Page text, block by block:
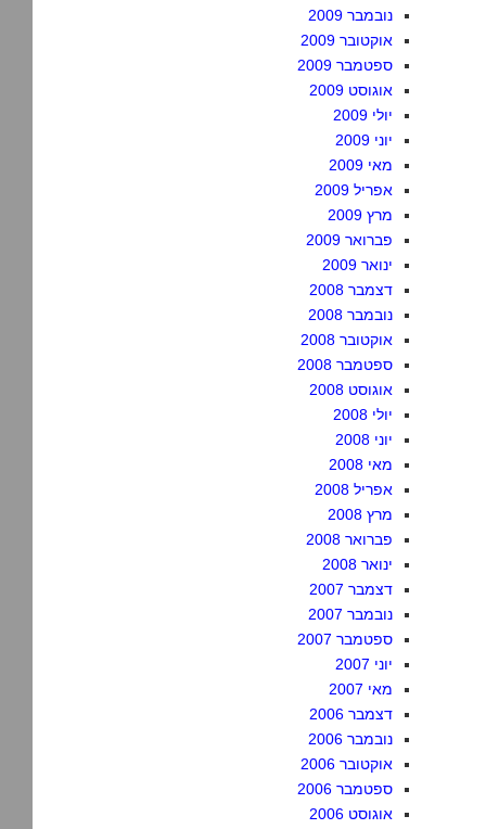
נובמבר 2009
אוקטובר 2009
ספטמבר 2009
אוגוסט 2009
יולי 2009
יוני 2009
מאי 2009
אפריל 2009
מרץ 2009
פברואר 2009
ינואר 2009
דצמבר 2008
נובמבר 2008
אוקטובר 2008
ספטמבר 2008
אוגוסט 2008
יולי 2008
יוני 2008
מאי 2008
אפריל 2008
מרץ 2008
פברואר 2008
ינואר 2008
דצמבר 2007
נובמבר 2007
ספטמבר 2007
יוני 2007
מאי 2007
דצמבר 2006
נובמבר 2006
אוקטובר 2006
ספטמבר 2006
אוגוסט 2006